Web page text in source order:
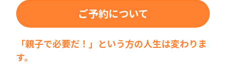
ご予約について
「親子で必要だ！」という方の人生は変わりま
す。